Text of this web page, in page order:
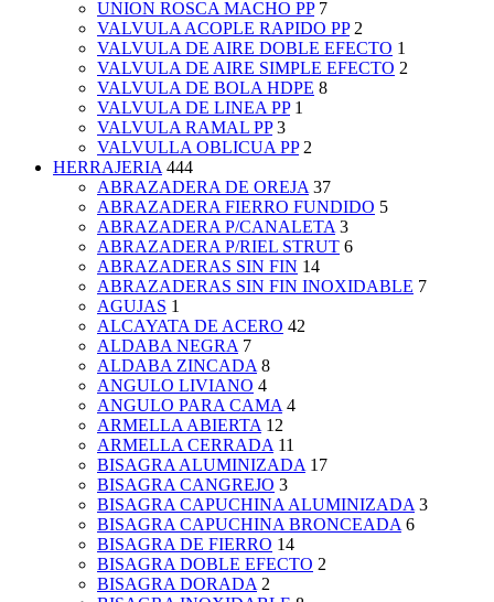
UNION ROSCA MACHO PP 7
VALVULA ACOPLE RAPIDO PP 2
VALVULA DE AIRE DOBLE EFECTO 1
VALVULA DE AIRE SIMPLE EFECTO 2
VALVULA DE BOLA HDPE 8
VALVULA DE LINEA PP 1
VALVULA RAMAL PP 3
VALVULLA OBLICUA PP 2
HERRAJERIA 444
ABRAZADERA DE OREJA 37
ABRAZADERA FIERRO FUNDIDO 5
ABRAZADERA P/CANALETA 3
ABRAZADERA P/RIEL STRUT 6
ABRAZADERAS SIN FIN 14
ABRAZADERAS SIN FIN INOXIDABLE 7
AGUJAS 1
ALCAYATA DE ACERO 42
ALDABA NEGRA 7
ALDABA ZINCADA 8
ANGULO LIVIANO 4
ANGULO PARA CAMA 4
ARMELLA ABIERTA 12
ARMELLA CERRADA 11
BISAGRA ALUMINIZADA 17
BISAGRA CANGREJO 3
BISAGRA CAPUCHINA ALUMINIZADA 3
BISAGRA CAPUCHINA BRONCEADA 6
BISAGRA DE FIERRO 14
BISAGRA DOBLE EFECTO 2
BISAGRA DORADA 2